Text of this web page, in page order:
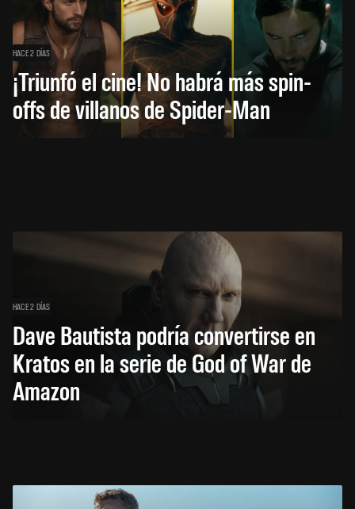
HACE 2 DÍAS
¡Triunfó el cine! No habrá más spin-
offs de villanos de Spider-Man
HACE 2 DÍAS
Dave Bautista podría convertirse en
Kratos en la serie de God of War de
Amazon